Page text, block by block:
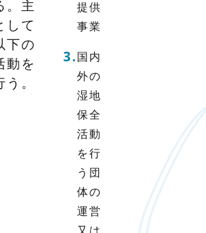
。主
して
下の
動を
う。
提供
事業
国内
外の
湿地
保全
活動
を行
う団
体の
運営